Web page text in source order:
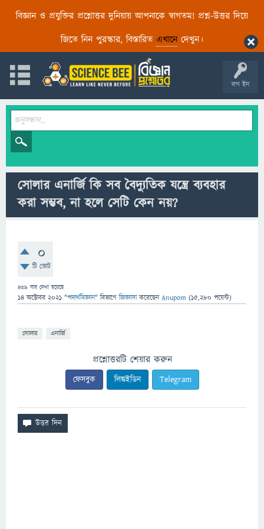
বিজ্ঞান ও প্রযুক্তির প্রশ্নোত্তর দুনিয়ায় আপনাকে স্বাগতম! প্রশ্ন-উত্তর দিয়ে
জিতে নিন পুরস্কার, বিস্তারিত এখানেদেখুন।
লগ ইন
সোলার এনার্জি কি সব বৈদ্যুতিক যন্ত্রে ব্যবহার
করা সম্ভব, না হলে সেটি কেন নয়?
0
টি ভোট
439 বার দেখা হয়েছে
14 অক্টোবর 2021 "পদার্থবিজ্ঞান" বিভাগে জিজ্ঞাসাকরেছেনAnupom (15,280 পয়েন্ট)
সোলার এনার্জি
প্রশ্নোত্তরটি শেয়ার করুন
ফেসবুক লিঙ্কইডিন Telegram